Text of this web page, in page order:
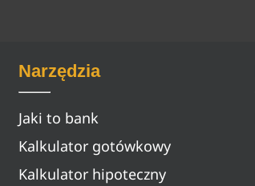
Narzędzia
Jaki to bank
Kalkulator gotówkowy
Kalkulator hipoteczny